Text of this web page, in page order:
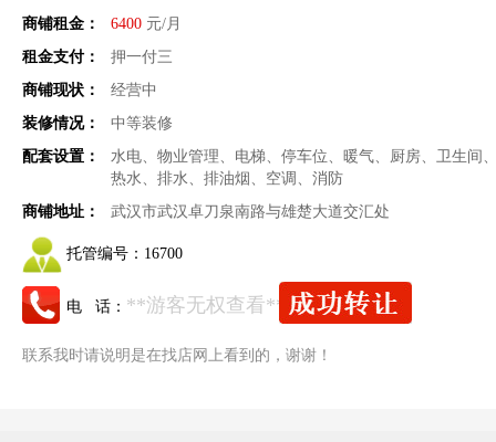
商铺租金：
6400 元/月
租金支付：
押一付三
商铺现状：
经营中
装修情况：
中等装修
配套设置：
水电、物业管理、电梯、停车位、暖气、厨房、卫生间
热水、排水、排油烟、空调、消防
商铺地址：
武汉市武汉卓刀泉南路与雄楚大道交汇处
托管编号： 16700
电 话： **游客无权查看**
联系我时请说明是在找店网上看到的，谢谢！